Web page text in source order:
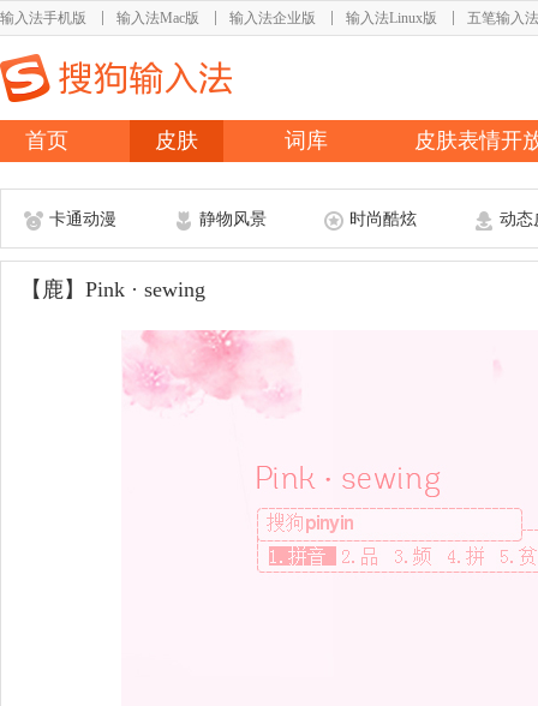
输入法手机版 输入法Mac版 输入法企业版 输入法Linux版 五笔输入法
首页 皮肤 词库 皮肤表情开
卡通动漫 静物风景 时尚酷炫 动态
【鹿】Pink · sewing